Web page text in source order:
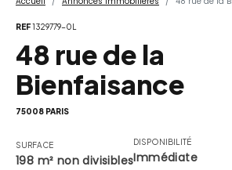
REF1329779-0L
48 rue de la
Bienfaisance
75008 PARIS
SURFACE
198 m² non divisibles
DISPONIBILITÉ
Immédiate